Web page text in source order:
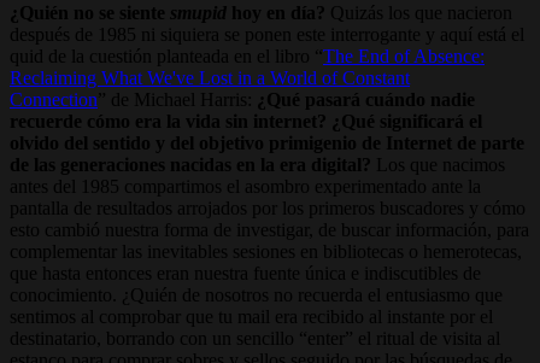
¿Quién no se siente smupid hoy en día? Quizás los que nacieron
después de 1985 ni siquiera se ponen este interrogante y aquí está el
quid de la cuestión planteada en el libro “ The End of Absence:
Reclaiming What We've Lost in a World of Constant
Connection” de Michael Harris:
¿Qué pasará cuándo nadie
recuerde cómo era la vida sin internet? ¿Qué significará el
olvido del sentido y del objetivo primigenio de Internet de parte
de las generaciones nacidas en la era digital? Los que nacimos
antes del 1985 compartimos el asombro experimentado ante la
pantalla de resultados arrojados por los primeros buscadores y cómo
esto cambió nuestra forma de investigar, de buscar información, para
complementar las inevitables sesiones en bibliotecas o hemerotecas,
que hasta entonces eran nuestra fuente única e indiscutibles de
conocimiento. ¿Quién de nosotros no recuerda el entusiasmo que
sentimos al comprobar que tu mail era recibido al instante por el
destinatario, borrando con un sencillo “enter” el ritual de visita al